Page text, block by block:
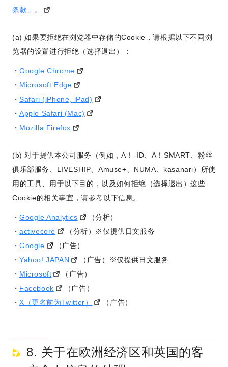
条款」。
(a) 如果要拒绝在浏览器中存储的Cookie，请根据以下不同浏
览器的设置进行拒绝（选择退出）：
Google Chrome
Microsoft Edge
Safari (iPhone, iPad)
Apple Safari (Mac)
Mozilla Firefox
(b) 对于提供本公司服务（例如，A！-ID、A！SMART、粉丝
俱乐部服务、LIVESHIP、Amuse+、NUMA、kasanari）所使
用的工具、用于以下目的，以及如何拒绝（选择退出）这些
Cookie的相关事宜，请参考以下信息。
Google Analytics
（分析）
activecore
（分析）※仅提供日文服务
Google
（广告）
Yahoo! JAPAN
（广告）※仅提供日文服务
Microsoft
（广告）
Facebook
（广告）
X（更名前为Twitter）
（广告）
8. 关于在欧洲经济区和英国的客